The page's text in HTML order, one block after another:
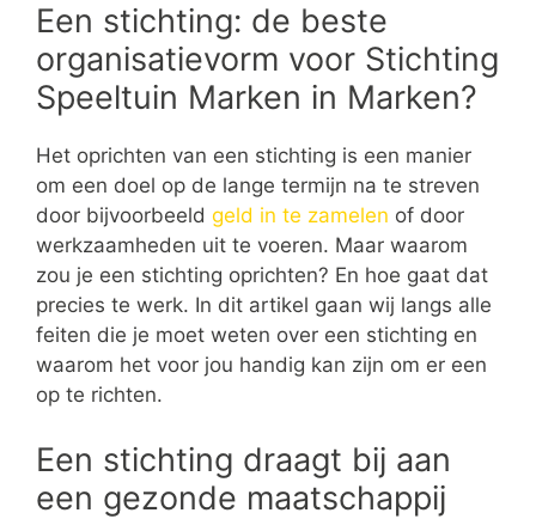
Een stichting: de beste
organisatievorm voor Stichting
Speeltuin Marken in Marken?
Het oprichten van een stichting is een manier
om een doel op de lange termijn na te streven
door bijvoorbeeld geld in te zamelen of door
werkzaamheden uit te voeren. Maar waarom
zou je een stichting oprichten? En hoe gaat dat
precies te werk. In dit artikel gaan wij langs alle
feiten die je moet weten over een stichting en
waarom het voor jou handig kan zijn om er een
op te richten.
Een stichting draagt bij aan
een gezonde maatschappij